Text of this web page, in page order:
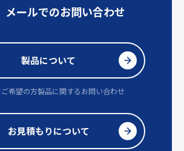
メールでのお問い合わせ
製品について
希望の方製品に関するお問い合わせ
お見積もりについて